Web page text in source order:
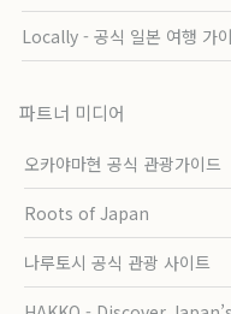
Locally - 공식 일본 여행 가
파트너 미디어
오카야마현 공식 관광가이드
Roots of Japan
나루토시 공식 관광 사이트